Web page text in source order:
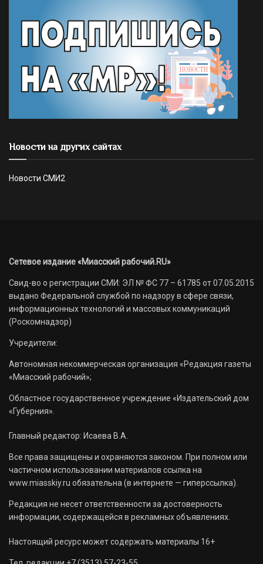
Новости на других сайтах
Новости СМИ2
Сетевое издание «Миасский рабочий.RU»
Свид-во о регистрации СМИ: ЭЛ № ФС 77 – 61785 от 07.05.2015
выдано Федеральной службой по надзору в сфере связи,
информационных технологий и массовых коммуникаций
(Роскомнадзор)
Учредители:
Автономная некоммерческая организация «Редакция газеты
«Миасский рабочий»;
Областное государственное учреждение «Издательский дом
«Губерния».
Главный редактор: Исаева В.А.
Все права защищены и охраняются законом. При полном или
частичном использовании материалов ссылка на
www.miasskiy.ru обязательна (в интернете — гиперссылка).
Редакция не несет ответственности за достоверность
информации, содержащейся в рекламных объявлениях.
Настоящий ресурс может содержать материалы 16+